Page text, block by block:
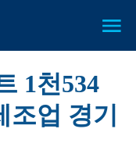
1천534
조업 경기